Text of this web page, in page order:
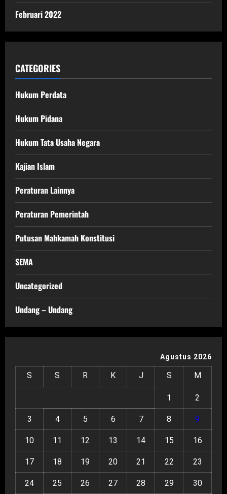
Februari 2022
CATEGORIES
Hukum Perdata
Hukum Pidana
Hukum Tata Usaha Negara
Kajian Islam
Peraturan Lainnya
Peraturan Pemerintah
Putusan Mahkamah Konstitusi
SEMA
Uncategorized
Undang – Undang
Agustus 2026
S S R K J S M
1 2
3 4 5 6 7 8 9
10 11 12 13 14 15 16
17 18 19 20 21 22 23
24 25 26 27 28 29 30